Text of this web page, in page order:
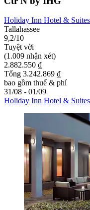
Holiday Inn Hotel &
Tallahassee
9,2/10
Tuyệt vời
(1.009 nhận xét)
2.882.550 ₫
Tổng 3.242.869 ₫
bao gồm thuế & phí
31/08 - 01/09
Holiday Inn Hotel &